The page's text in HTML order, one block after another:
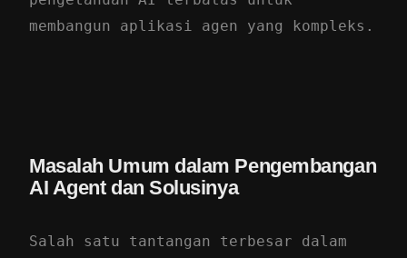
membangun aplikasi agen yang kompleks.
Masalah Umum dalam Pengembangan
AI Agent dan Solusinya
Salah satu tantangan terbesar dalam